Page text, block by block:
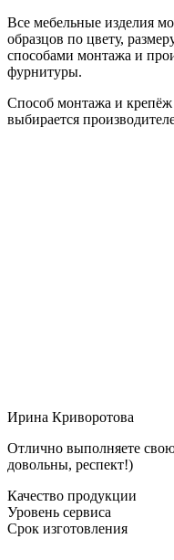
Все мебельные изделия
образцов по цвету,
способами монтажа и
фурнитуры.
Способ монтажа и крепёж
выбирается
Ирина Криворотова
Отлично выполняете свою
довольны, респект!)
Качество продукции
Уровень сервиса
Срок изготовления